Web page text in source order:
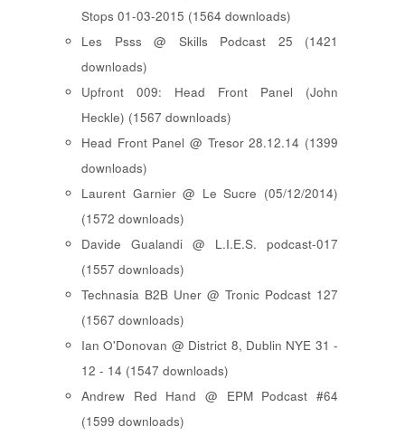
Stops 01-03-2015 (1564 downloads)
Les Psss @ Skills Podcast 25 (1421
downloads)
Upfront 009: Head Front Panel (John
Heckle) (1567 downloads)
Head Front Panel @ Tresor 28.12.14 (1399
downloads)
Laurent Garnier @ Le Sucre (05/12/2014)
(1572 downloads)
Davide Gualandi @ L.I.E.S. podcast-017
(1557 downloads)
Technasia B2B Uner @ Tronic Podcast 127
(1567 downloads)
Ian O'Donovan @ District 8, Dublin NYE 31 -
12 - 14 (1547 downloads)
Andrew Red Hand @ EPM Podcast #64
(1599 downloads)